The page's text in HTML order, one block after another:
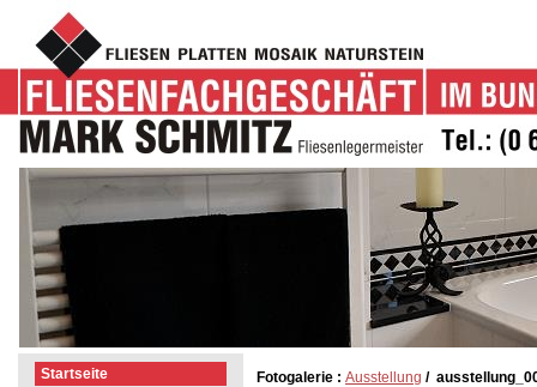
Startseite
Fotogalerie : Ausstellung /